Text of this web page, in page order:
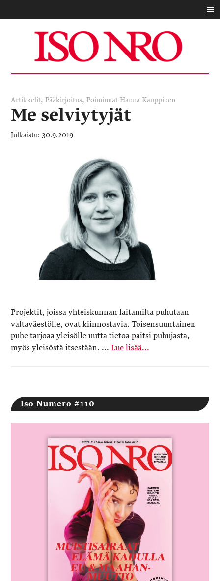
Artikkelit, Pääkirjoitus, Poiminnat Hanna Kauppinen
Me selviytyjät
30.9.2019
Projektit, joissa yhteiskunnan laitamilta puhutaan
valtaväestölle, ovat kiinnostavia. Toisensuuntainen
puhe tarjoaa yleisölle uutta tietoa paitsi puhujasta,
myös yleisöstä itsestään. ...Lue lisää...
Iso Numero #110